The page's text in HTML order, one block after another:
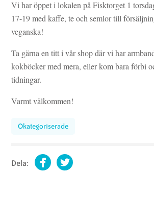
Karlskrona Vegoguide
Vegorecept
Ett fyrverkerifritt Karlskrona
Vi har öppet i lokalen på Fisktorget 1
17-19 med kaffe, te och semlor till
veganska!
Ta gärna en titt i vår shop där vi har
kokböcker med mera, eller kom bara förbi
tidningar.
Varmt välkommen!
Okategoriserade
Dela: FacebookTwitter